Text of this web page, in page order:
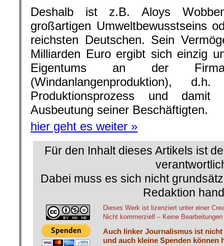
Deshalb ist z.B. Aloys
großartigen Umweltbewusstseins
reichsten Deutschen. Sein
Milliarden Euro ergibt sich einzig
Eigentums an der
(Windanlangenproduktion),
Produktionsprozess und
Ausbeutung seiner Beschäftigten.
hier geht es weiter »
Für den Inhalt dieses Artikels ist
Dabei muss es sich nicht
Redaktion
Dieses Werk ist lizenziert unter einer
Nicht kommerziell – Keine
Auch linker Journalismus ist
und auch kleine Spenden